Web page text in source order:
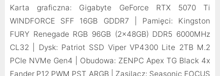
Karta graficzna: Gigabyte GeForce RTX 5070 Ti
WINDFORCE SFF 16GB GDDR7 | Pamięci: Kingston
FURY Renegade RGB 96GB (2x48GB) DDR5 6000MHz
CL32 | Dysk: Patriot SSD Viper VP4300 Lite 2TB M.2
PCIe NVMe Gen4 | Obudowa: ZENPC Apex TG Black 4x
Fander P12 PWM PST ARGB | Zasilacz: Seasonic FOCUS